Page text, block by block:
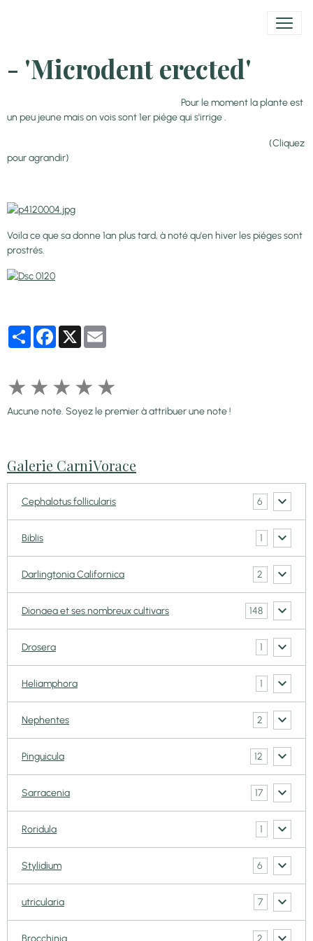
- 'Microdent erected'
Pour le moment la plante est
un peu jeune mais on vois sont 1er piége qui s'irrige .
(Cliquez
pour agrandir)
Voila ce que sa donne 1an plus tard, à noté qu'en hiver les piéges sont
prostrés.
PartagerFacebook
X
★ ★ ★ ★ ★
Aucune note. Soyez le premier à attribuer une note !
Galerie CarniVorace
Cephalotus follicularis 6
Biblis 1
Darlingtonia Californica 2
Dionaea et ses nombreux cultivars 148
Drosera 1
Heliamphora 1
Nephentes 2
Pinguicula 12
Sarracenia 17
Roridula 1
Stylidium 6
utricularia 7
Brocchinia 2